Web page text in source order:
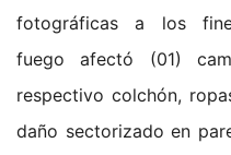
fotográficas a los
fuego afectó (01)
respectivo colchón,
daño sectorizado en